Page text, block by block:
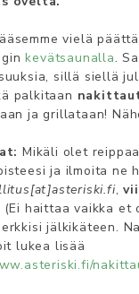
vielä
kevätsaunalla.
sillä siellä
palkitaan
ja grillataan!
Mikäli olet
ja ilmoita ne
,
(Ei haittaa vaikka et
jälkikäteen.
lukea lisää